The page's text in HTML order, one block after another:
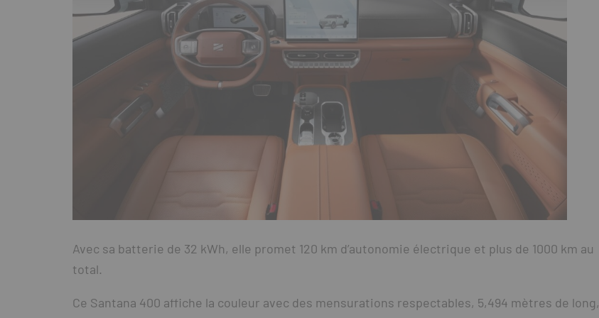
Avec sa batterie de 32 kWh, elle promet 120 km d’autonomie électrique et plus de 1000 km au
total.
Ce Santana 400 affiche la couleur avec des mensurations respectables, 5,494 mètres de long,